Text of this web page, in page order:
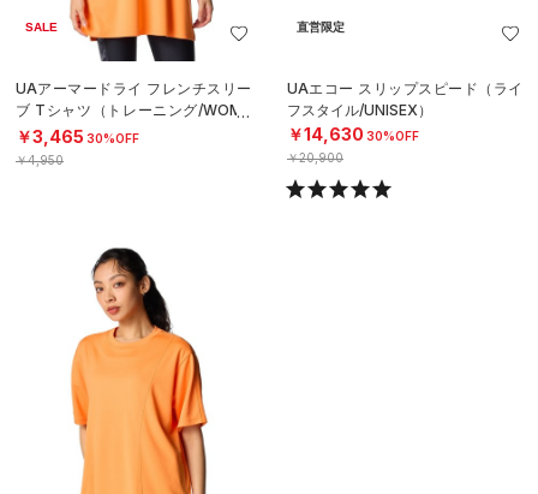
SALE
UAアーマードライ フレンチスリー
ブ Tシャツ（トレーニング/WOME
N）
￥3,465 30%OFF
￥4,950
直営限定
UAエコー スリップスピード（ライ
フスタイル/UNISEX）
￥14,630 30%OFF
￥20,900